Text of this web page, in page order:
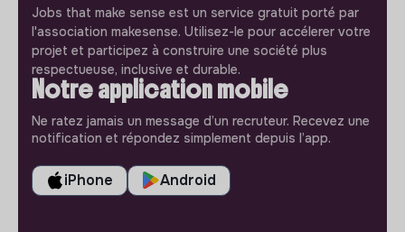
Jobs that make sense est un service gratuit porté par
l'association makesense. Utilisez-le pour accélerer votre
projet et participez à construire une société plus
respectueuse, inclusive et durable.
Notre application mobile
Ne ratez jamais un message d’un recruteur. Recevez une
notification et répondez simplement depuis l’app.
iPhone Android